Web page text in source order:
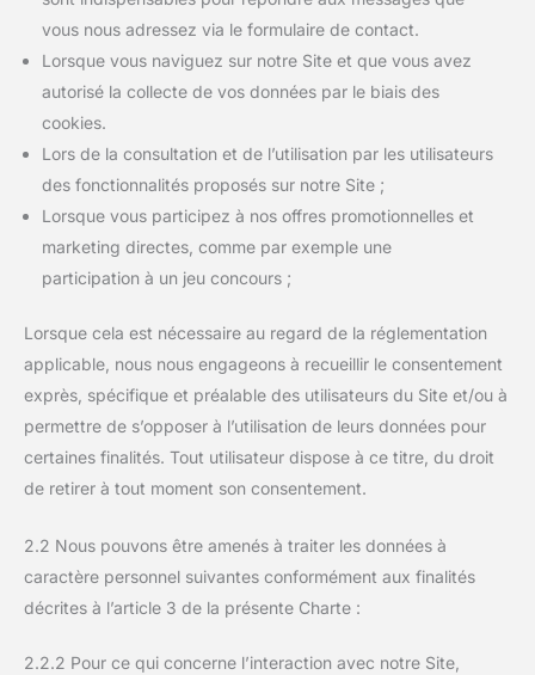
vous nous adressez via le formulaire de contact.
Lorsque vous naviguez sur notre Site et que vous avez
autorisé la collecte de vos données par le biais des
cookies.
Lors de la consultation et de l’utilisation par les utilisateurs
des fonctionnalités proposés sur notre Site ;
Lorsque vous participez à nos offres promotionnelles et
marketing directes, comme par exemple une
participation à un jeu concours ;
Lorsque cela est nécessaire au regard de la réglementation
applicable, nous nous engageons à recueillir le consentement
exprès, spécifique et préalable des utilisateurs du Site et/ou à
permettre de s’opposer à l’utilisation de leurs données pour
certaines finalités. Tout utilisateur dispose à ce titre, du droit
de retirer à tout moment son consentement.
2.2 Nous pouvons être amenés à traiter les données à
caractère personnel suivantes conformément aux finalités
décrites à l’article 3 de la présente Charte :
2.2.2 Pour ce qui concerne l’interaction avec notre Site,